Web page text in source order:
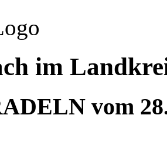
im
vom